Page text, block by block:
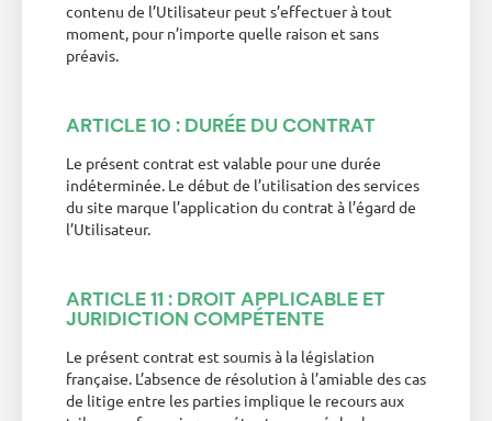
contenu de l’Utilisateur peut s’effectuer à tout
moment, pour n’importe quelle raison et sans
préavis.
ARTICLE 10 : DURÉE DU CONTRAT
Le présent contrat est valable pour une durée
indéterminée. Le début de l’utilisation des services
du site marque l’application du contrat à l’égard de
l’Utilisateur.
ARTICLE 11 : DROIT APPLICABLE ET
JURIDICTION COMPÉTENTE
Le présent contrat est soumis à la législation
française. L’absence de résolution à l’amiable des cas
de litige entre les parties implique le recours aux